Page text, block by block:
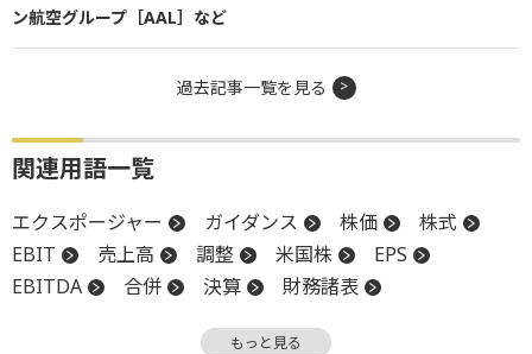
ン航空グループ［AAL］など
過去記事一覧を見る
関連用語一覧
エクスポージャー ガイダンス 株価
株式
EBIT
売上高 調整 米国株
EPS
EBITDA
合併 決算
財務諸表
もっと見る